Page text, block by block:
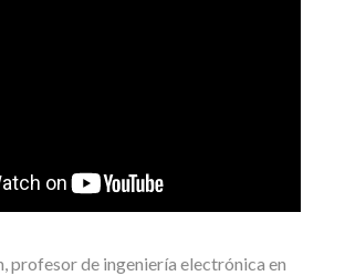
profesor de ingeniería electrónica en